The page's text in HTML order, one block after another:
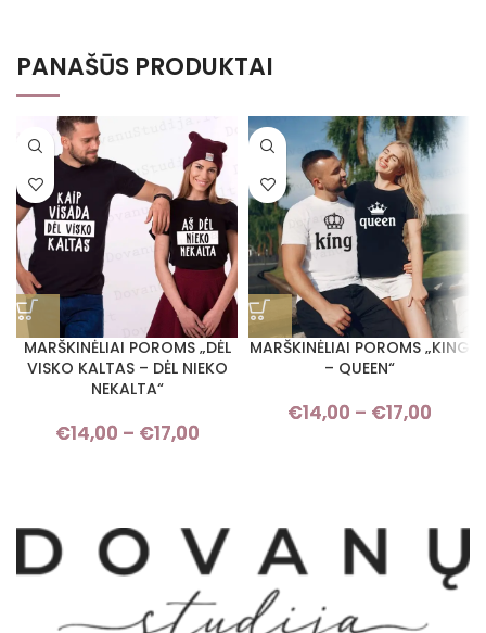
PANAŠŪS PRODUKTAI
MARŠKINĖLIAI POROMS „DĖL
VISKO KALTAS – DĖL NIEKO
NEKALTA“
€14,00 – €17,00
MARŠKINĖLIAI POROMS „KING
– QUEEN“
€14,00 – €17,00